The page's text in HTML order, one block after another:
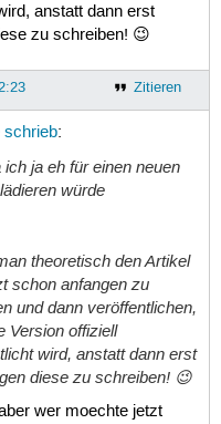
anstatt dann erst
zu schreiben! 😉
Zitieren
schrieb:
ich ja eh für einen neuen
würde
theoretisch den Artikel
schon anfangen zu
und dann veröffentlichen,
Version offiziell
wird, anstatt dann erst
diese zu schreiben! 😉
wer moechte jetzt